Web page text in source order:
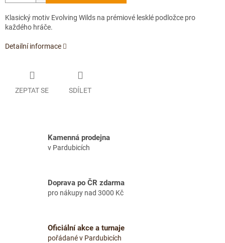
Klasický motiv Evolving Wilds na prémiové lesklé podložce pro
každého hráče.
Detailní informace
ZEPTAT SE SDÍLET
Kamenná prodejna
v Pardubicích
Doprava po ČR zdarma
pro nákupy nad 3000 Kč
Oficiální akce a turnaje
pořádané v Pardubicích